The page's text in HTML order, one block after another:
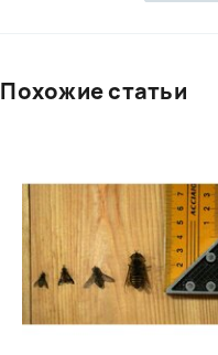
Похожие статьи